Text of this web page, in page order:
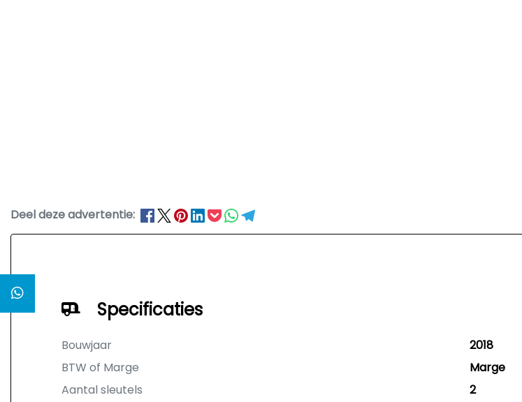
Deel deze advertentie:
Specificaties
Bouwjaar
2018
BTW of Marge
Marge
Aantal sleutels
2